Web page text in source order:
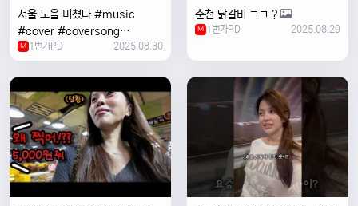
서울 노을 미쳤다 #music
#cover #coversong
#singer #서울 #노을 #한국 #
한강
M 1번가PD 2025.08.30
춘천 닭갈비 ㄱㄱ ?
M 1번가PD 2025.08.29